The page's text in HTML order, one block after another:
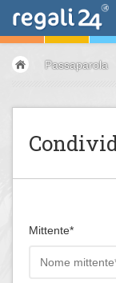
Passaparola
Mittente*